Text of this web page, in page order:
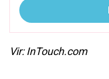
Vir: InTouch.com